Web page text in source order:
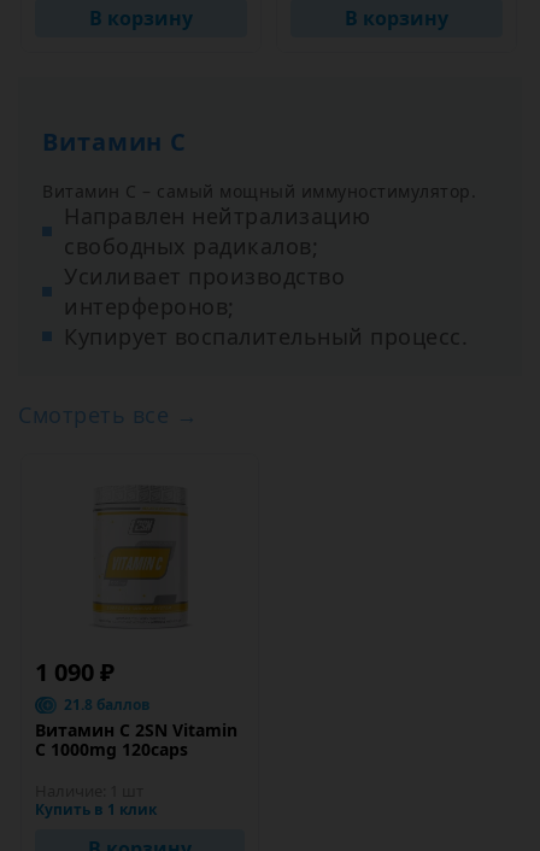
В корзину В корзину
Витамин С
Витамин С – самый мощный иммуностимулятор.
Направлен нейтрализацию
свободных радикалов;
Усиливает производство
интерферонов;
Купирует воспалительный процесс.
Смотреть все →
1 090 ₽
21.8 баллов
Витамин C 2SN Vitamin
C 1000mg 120caps
Купить в 1 клик